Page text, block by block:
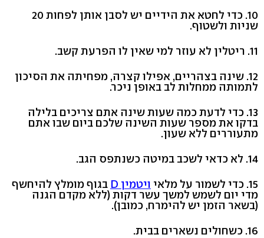
10. כדי לחטא את הידיים יש לסבן אותן לפחות 20
שניות ולשטוף.
11. ריטלין לא עוזר למי שאין לו הפרעת קשב.
12. שינה בצהריים, אפילו קצרה, מפחיתה את הסיכון
לתמותה ממחלות לב באופן ניכר.
13. כדי לדעת כמה שעות שינה אתם צריכים בלילה
בדקו את מספר שעות השינה שלכם ביום שבו אתם
מתעוררים ללא שעון.
14. לא כדאי לשכב במיטה כשנתפס הגב.
15. כדי לשמור על מלאי
ויטמין D בגוף מומלץ להיחשף
מדי יום לשמש למשך עשר דקות (ללא מקדם הגנה
(בשאר הזמן יש להימרח, כמובן).
16. כשחולים נשארים בבית.